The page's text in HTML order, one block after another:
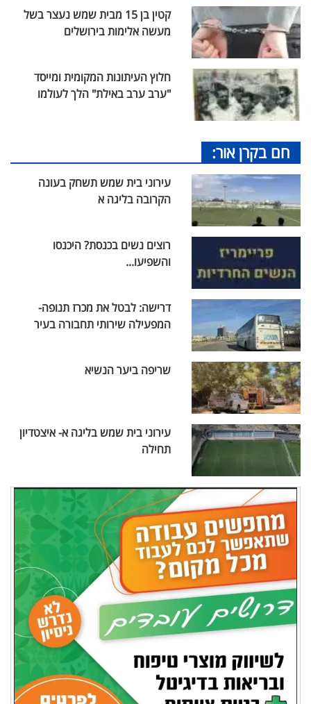
קטין בן 15 מבית שמש נעצר בשל
מעשה אלימות בירושלים
חלוץ העיתונות המקומית ומייסד
"ערב ערב באילת" הלך לעולמו
חם בקרן אור:
עירוני בית שמש תשחק בעונה
הקרובה בליגה א
רוצים נשים בכנסת? היכנסו
והשפיעו...
דרישה: לבטל את מכרז תנופה-
המפעילה שירותי תחבורה בעיר
שריפה ביער הנשיא
עירוני בית שמש בליגה א- איצטדיון
תחילה